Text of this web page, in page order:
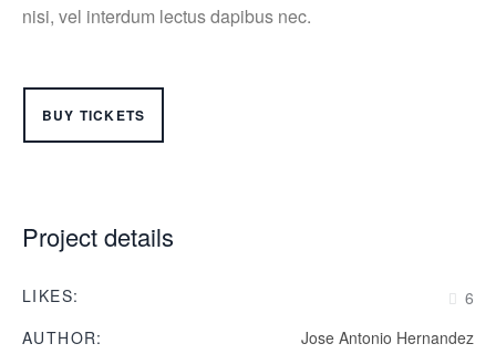
Project details
LIKES:
6
AUTHOR:
Jose Antonio Hernandez
nisi, vel interdum lectus dapibus nec.
BUY TICKETS